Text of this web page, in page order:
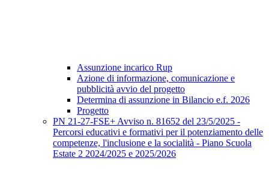
Assunzione incarico Rup
Azione di informazione, comunicazione e
pubblicità avvio del progetto
Determina di assunzione in Bilancio e.f. 2026
Progetto
PN 21-27-FSE+ Avviso n. 81652 del 23/5/2025 -
Percorsi educativi e formativi per il potenziamento delle
competenze, l'inclusione e la socialità - Piano Scuola
Estate 2 2024/2025 e 2025/2026